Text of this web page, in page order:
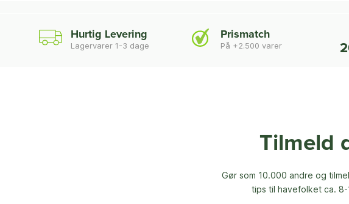
Hurtig Levering
Lagervarer 1-3 dage
Prismatch
På +2.500 varer
Tilmeld
Gør som 10.000 andre og
tips til havefolket ca.